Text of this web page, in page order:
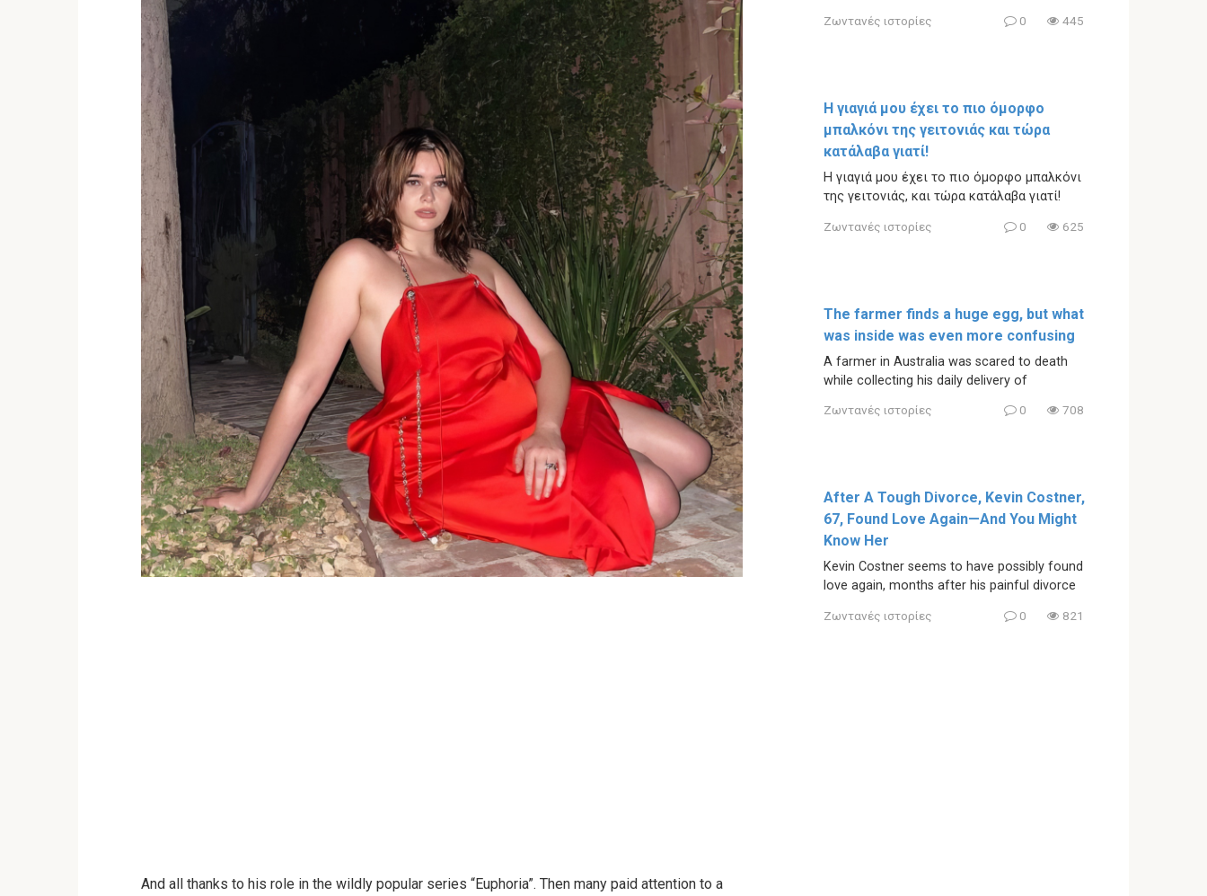
And all thanks to his role in the wildly popular series “Euphoria”. Then many paid attention to a
Ζωντανές ιστορίες 0 445
Η γιαγιά μου έχει το πιο όμορφο
μπαλκόνι της γειτονιάς και τώρα
κατάλαβα γιατί!
Η γιαγιά μου έχει το πιο όμορφο μπαλκόνι
της γειτονιάς, και τώρα κατάλαβα γιατί!
Ζωντανές ιστορίες 0 625
The farmer finds a huge egg, but what
was inside was even more confusing
A farmer in Australia was scared to death
while collecting his daily delivery of
Ζωντανές ιστορίες 0 708
After A Tough Divorce, Kevin Costner,
67, Found Love Again—And You Might
Know Her
Kevin Costner seems to have possibly found
love again, months after his painful divorce
Ζωντανές ιστορίες 0 821